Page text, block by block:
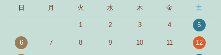
日 月 火 水 木 金 土
1 2 3 4 5
6 7 8 9 10 11 12